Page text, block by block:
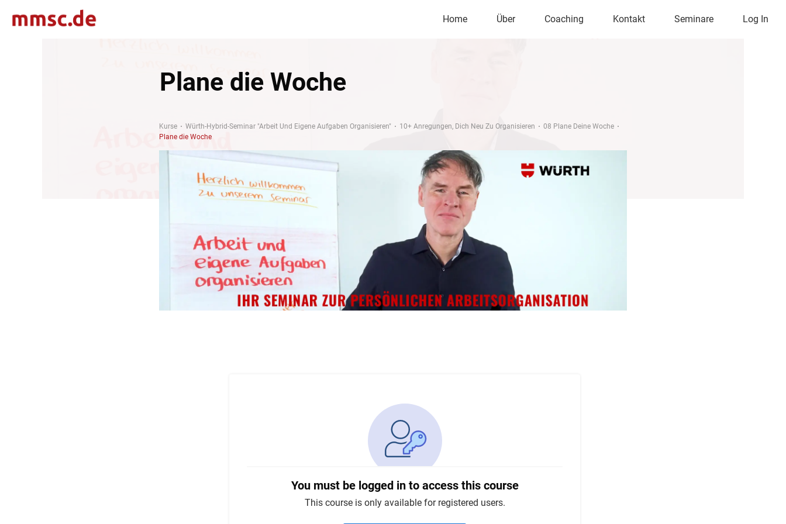
Home Über Coaching Kontakt Seminare Log In
Plane die Woche
Kurse Würth-Hybrid-Seminar "Arbeit Und Eigene Aufgaben Organisieren" 10+ Anregungen, Dich Neu Zu Organisieren
08 Plane Deine Woche
Plane die Woche
You must be logged in to access this course
This course is only available for registered users.